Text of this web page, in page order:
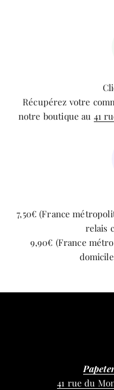
Récupérez votre
notre boutique au 41
7,50€ (France
relais
9,90€ (France
41 rue du